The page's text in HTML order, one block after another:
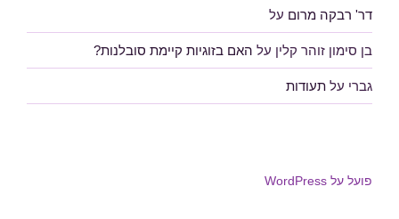
דר' רבקה מרום על
בן סימון זוהר קלין על האם בזוגיות קיימת סובלנות?
גברי על תעודות
פועל על WordPress